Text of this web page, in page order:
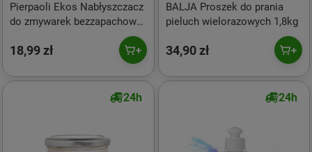
Pierpaoli Ekos Nabłyszczacz
do zmywarek bezzapachowy
18,99 zł
BALJA Proszek do prania
pieluch wielorazowych 1,8kg
34,90 zł
24h 24h